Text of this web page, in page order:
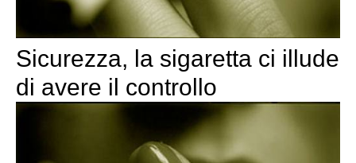
Sicurezza, la sigaretta ci illude
di avere il controllo